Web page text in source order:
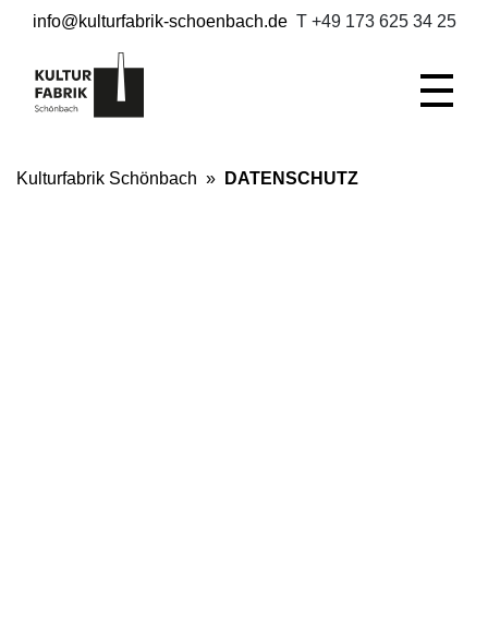
info@kulturfabrik-schoenbach.de T +49 173 625 34 25
Kulturfabrik Schönbach » DATENSCHUTZ